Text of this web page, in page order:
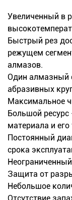
+7
(831)
282-
01-
01
Увеличенный в
Быстрый рез
режущем
алмазов.
Один алмазный
абразивных
Максимальное
Большой ресурс
материала и
Постоянный
срока
Защита от
Небольшое